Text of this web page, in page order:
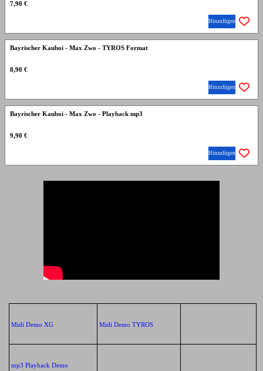
7,90 €
Hinzufügen
Bayrischer Kauboi - Max Zwo - TYROS Format
8,90 €
Hinzufügen
Bayrischer Kauboi - Max Zwo - Playback mp3
9,90 €
Hinzufügen
Midi Demo XG Midi Demo TYROS
mp3 Playback Demo